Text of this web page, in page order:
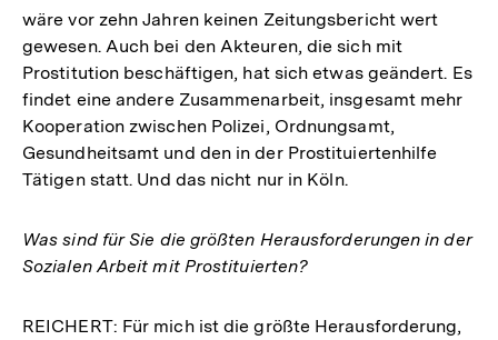
wäre vor zehn Jahren keinen Zeitungsbericht wert
gewesen. Auch bei den Akteuren, die sich mit
Prostitution beschäftigen, hat sich etwas geändert. Es
findet eine andere Zusammenarbeit, insgesamt mehr
Kooperation zwischen Polizei, Ordnungsamt,
Gesundheitsamt und den in der Prostituiertenhilfe
Tätigen statt. Und das nicht nur in Köln.
Was sind für Sie die größten Herausforderungen in der
Sozialen Arbeit mit Prostituierten?
REICHERT: Für mich ist die größte Herausforderung,